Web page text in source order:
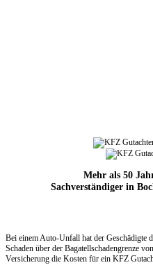
Mehr als 50
Sachverständiger in
Bei einem Auto-Unfall hat der Geschädigte
Schaden über der Bagatellschadengrenze
Versicherung die Kosten für ein KFZ